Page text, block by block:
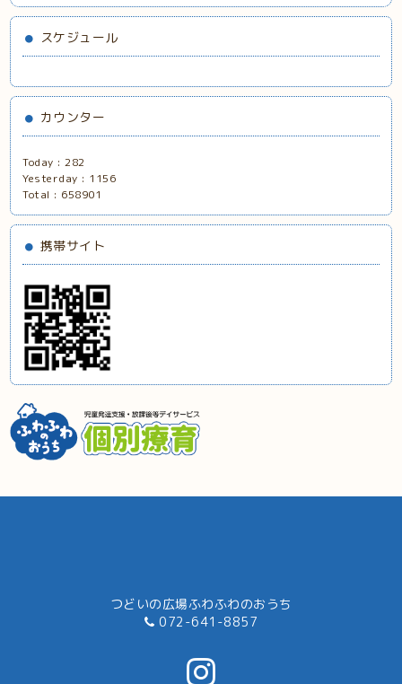
スケジュール
カウンター
Today :282
Yesterday : 1156
Total : 658901
携帯サイト
つどいの広場ふわふわのおうち
072-641-8857